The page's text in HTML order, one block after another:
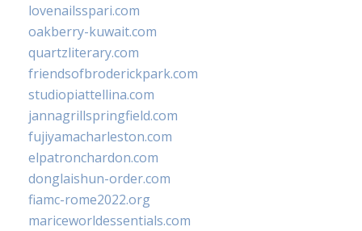
lovenailsspari.com
oakberry-kuwait.com
quartzliterary.com
friendsofbroderickpark.com
studiopiattellina.com
jannagrillspringfield.com
fujiyamacharleston.com
elpatronchardon.com
donglaishun-order.com
fiamc-rome2022.org
mariceworldessentials.com